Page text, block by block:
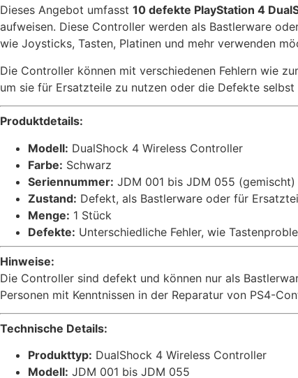
Controller,
schwarz
-
JDM
001
bis
JDM
055
-
Unterschiedliche
Menge
Dieses Angebot umfasst 10 defekte PlayStation 4
aufweisen. Diese Controller werden als Bastlerware
wie Joysticks, Tasten, Platinen und mehr verwenden
Die Controller können mit verschiedenen Fehlern wie
um sie für Ersatzteile zu nutzen oder die Defekte selbst
Produktdetails:
Modell: DualShock 4 Wireless Controller
Farbe: Schwarz
Seriennummer: JDM 001 bis JDM 055 (gemischt)
Zustand: Defekt, als Bastlerware oder für
Menge: 1 Stück
Defekte: Unterschiedliche Fehler, wie
Hinweise:
Die Controller sind defekt und können nur als
Personen mit Kenntnissen in der Reparatur von PS4-
Technische Details:
Produkttyp: DualShock 4 Wireless Controller
Modell: JDM 001 bis JDM 055